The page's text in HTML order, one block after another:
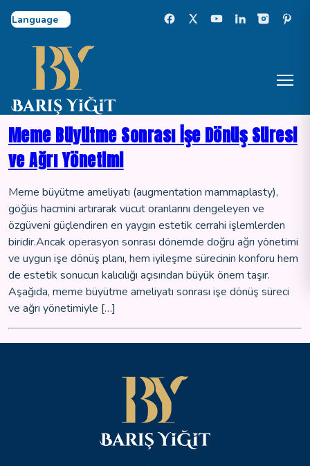
Select Language
Meme Büyütme Sonrası İşe Dönüş Süresi
ve Ağrı Yönetimi
Meme büyütme ameliyatı (augmentation mammaplasty),
göğüs hacmini artırarak vücut oranlarını dengeleyen ve
özgüveni güçlendiren en yaygın estetik cerrahi işlemlerden
biridir.Ancak operasyon sonrası dönemde doğru ağrı yönetimi
ve uygun işe dönüş planı, hem iyileşme sürecinin konforu hem
de estetik sonucun kalıcılığı açısından büyük önem taşır.
Aşağıda, meme büyütme ameliyatı sonrası işe dönüş süreci
ve ağrı yönetimiyle […]